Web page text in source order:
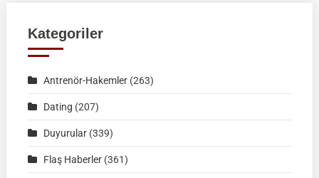
02
2026
Müsabaka
Ön
Kategoriler
Antrenör-Hakemler(263)
Dating (207)
Duyurular(339)
Flaş Haberler(361)